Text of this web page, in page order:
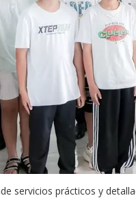
servicios prácticos y